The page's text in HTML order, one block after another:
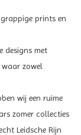
prints en
designs met
zowel
wij een ruime
zomer collecties
Leidsche Rijn